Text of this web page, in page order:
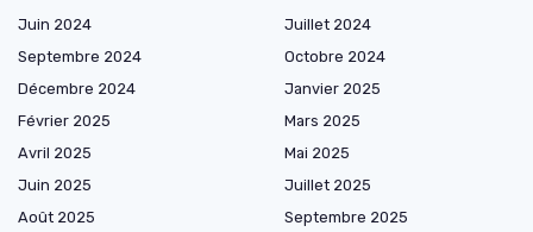
Juin 2024
Juillet 2024
Septembre 2024
Octobre 2024
Décembre 2024
Janvier 2025
Février 2025
Mars 2025
Avril 2025
Mai 2025
Juin 2025
Juillet 2025
Août 2025
Septembre 2025